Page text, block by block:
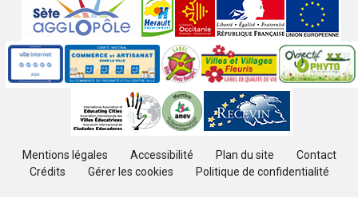
partenaires
Labels
Mentions légales Accessibilité Plan du site
Contact
Crédits
Gérer les cookies Politique de confidentialité